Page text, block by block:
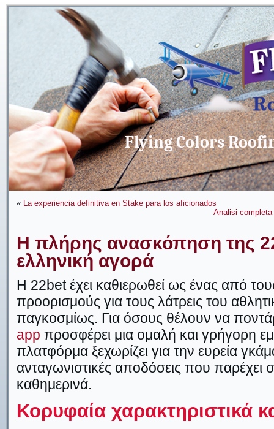
Flying Colors
« La experiencia definitiva en Stake para los aficionados
Analisi
Η πλήρης ανασκόπηση της
ελληνική αγορά
Η 22bet έχει καθιερωθεί ως ένας από
προορισμούς για τους λάτρεις του
παγκοσμίως. Για όσους θέλουν να
app προσφέρει μια ομαλή και γρήγορη
πλατφόρμα ξεχωρίζει για την ευρεία
ανταγωνιστικές αποδόσεις που παρέχει
καθημερινά.
Κορυφαία χαρακτηριστικά